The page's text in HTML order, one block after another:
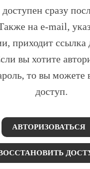
доступен сразу
на e-mail,
приходит ссылка
вы хотите
то вы можете
доступ.
АВТОРИЗОВАТЬСЯ